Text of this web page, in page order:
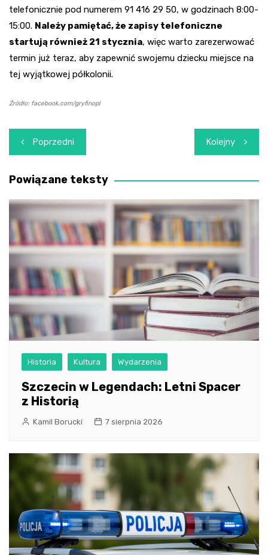
telefonicznie pod numerem 91 416 29 50, w godzinach 8:00-
15:00. Należy pamiętać, że zapisy telefoniczne
startują również 21 stycznia, więc warto zarezerwować
termin już teraz, aby zapewnić swojemu dziecku miejsce na
tej wyjątkowej półkolonii.
Źródło: facebook.com/gryfinopl
Nawigacja
wpisu
Poprzedni Kolejny
Powiązane teksty
Historia Kultura Wydarzenia
Szczecin w Legendach: Letni Spacer
z Historią
Kamil Borucki 7 sierpnia 2026